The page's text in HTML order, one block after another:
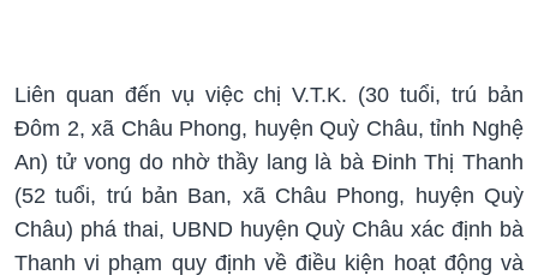
Liên quan đến vụ việc chị V.T.K. (30 tuổi, trú bản
Đôm 2, xã Châu Phong, huyện Quỳ Châu, tỉnh Nghệ
An) tử vong do nhờ thầy lang là bà Đinh Thị Thanh
(52 tuổi, trú bản Ban, xã Châu Phong, huyện Quỳ
Châu) phá thai, UBND huyện Quỳ Châu xác định bà
Thanh vi phạm quy định về điều kiện hoạt động và